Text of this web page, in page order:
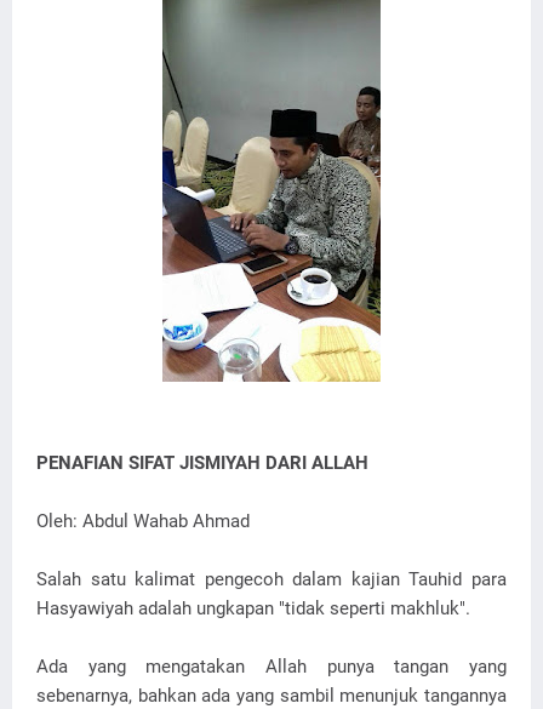
PENAFIAN SIFAT JISMIYAH DARI ALLAH
Oleh: Abdul Wahab Ahmad
Salah satu kalimat pengecoh dalam kajian Tauhid para
Hasyawiyah adalah ungkapan "tidak seperti makhluk".
Ada yang mengatakan Allah punya tangan yang
sebenarnya, bahkan ada yang sambil menunjuk tangannya